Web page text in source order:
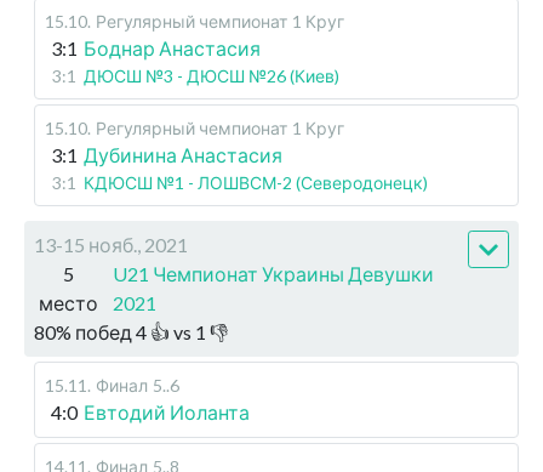
15.10. Регулярный чемпионат 1 Круг
3:1 Боднар Анастасия
3:1 ДЮСШ №3 - ДЮСШ №26 (Киев)
15.10. Регулярный чемпионат 1 Круг
3:1 Дубинина Анастасия
3:1 КДЮСШ №1 - ЛОШВСМ-2 (Северодонецк)
13-15 нояб., 2021
5
место
U21 Чемпионат Украины Девушки
2021
80% побед 4 👍 vs 1 👎
15.11 . Финал 5..6
4:0 Евтодий Иоланта
14.11 . Финал 5..8